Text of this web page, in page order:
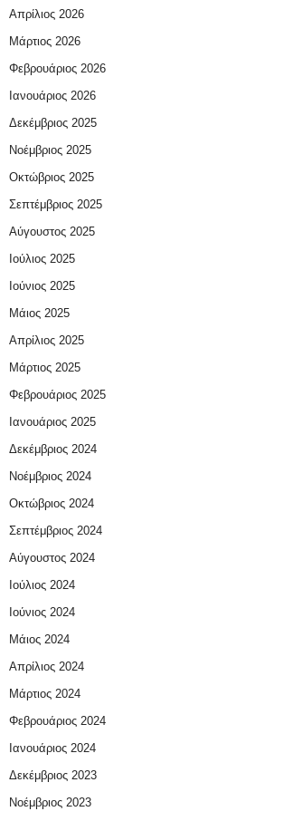
Απρίλιος 2026
Μάρτιος 2026
Φεβρουάριος 2026
Ιανουάριος 2026
Δεκέμβριος 2025
Νοέμβριος 2025
Οκτώβριος 2025
Σεπτέμβριος 2025
Αύγουστος 2025
Ιούλιος 2025
Ιούνιος 2025
Μάιος 2025
Απρίλιος 2025
Μάρτιος 2025
Φεβρουάριος 2025
Ιανουάριος 2025
Δεκέμβριος 2024
Νοέμβριος 2024
Οκτώβριος 2024
Σεπτέμβριος 2024
Αύγουστος 2024
Ιούλιος 2024
Ιούνιος 2024
Μάιος 2024
Απρίλιος 2024
Μάρτιος 2024
Φεβρουάριος 2024
Ιανουάριος 2024
Δεκέμβριος 2023
Νοέμβριος 2023